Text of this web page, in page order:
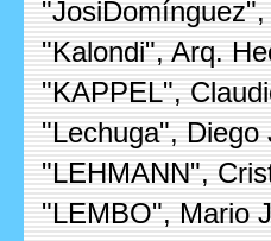
"Kalondi", Arq.
"KAPPEL",
"Lechuga", Diego
"LEHMANN",
"LEMBO", Mario